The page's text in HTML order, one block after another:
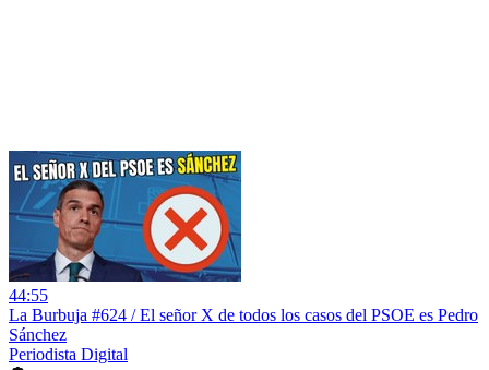
44:55
La Burbuja #624 / El señor X de todos los casos del PSOE es Pedro
Sánchez
Periodista Digital